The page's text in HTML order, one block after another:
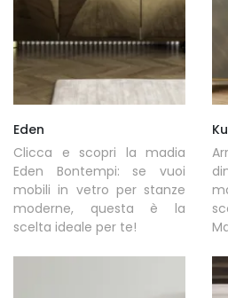
Eden
Clicca e scopri la madia
Eden Bontempi: se vuoi
mobili in vetro per stanze
moderne, questa è la
scelta ideale per te!